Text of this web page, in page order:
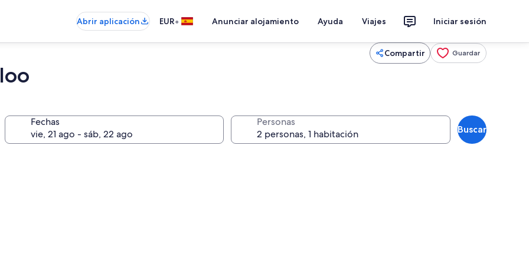
Abrir aplicación EUR• Anunciar alojamiento Ayuda Viajes Iniciar sesión
Compartir Guardar
Fechas Personas
Buscar